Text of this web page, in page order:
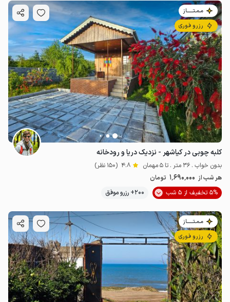
مـمـتــــــاز
رزرو فوری
کلبه چوبی در کیاشهر - نزدیک دریا و رودخانه
بدون خواب . 36 متر . تا 5 مهمان 4.8 (150 نظر)
هر شب از 1٬690٬000 تومان
5% تخفیف از 5 شب
200+ رزرو موفق
مـمـتــــــاز
رزرو فوری